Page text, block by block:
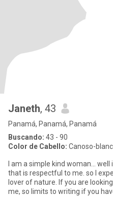
Janeth, 43
Panamá, Panamá, Panamá
Buscando: 43 - 90
Color de Cabello: Canoso-
I am a simple kind woman...
that is respectful to me. so I
lover of nature. If you are
me, so limits to writing if you